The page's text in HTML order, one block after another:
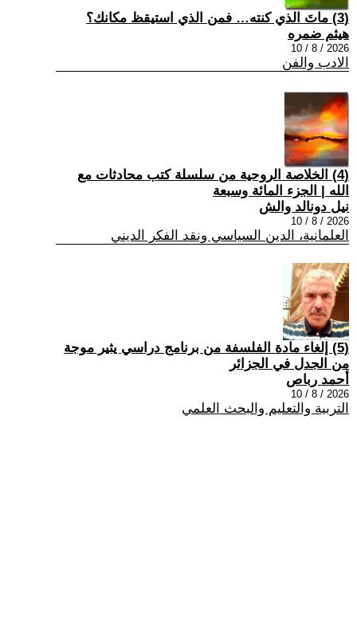
(3) ماتَ الذي كنته… فمن الذي استيقظ مكانك؟
هيثم ضمره
2026 / 8 / 10
الادب والفن
(4) الخلاصة الروحية من سلسلة كتب محادثات مع
الله | الجزء المائة وسبعة
نيل دونالد والش
2026 / 8 / 10
العلمانية، الدين السياسي ونقد الفكر الديني
(5) إلغاء مادة الفلسفة من برنامج دراسي يثير موجة
من الجدل في الجزائر
أحمد رباص
2026 / 8 / 10
التربية والتعليم والبحث العلمي